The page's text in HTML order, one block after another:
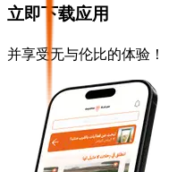
立即下载应用
并享受无与伦比的体验！